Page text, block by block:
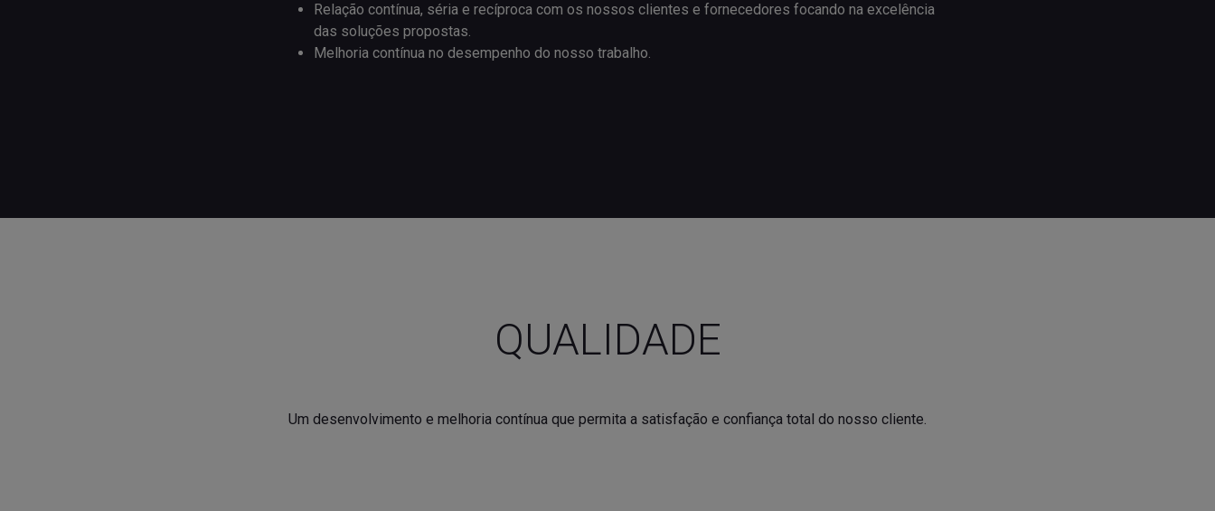
Relação contínua, séria e recíproca com os nossos clientes e fornecedores focando na excelência
das soluções propostas.
Melhoria contínua no desempenho do nosso trabalho.
QUALIDADE
Um desenvolvimento e melhoria contínua que permita a satisfação e confiança total do nosso cliente.